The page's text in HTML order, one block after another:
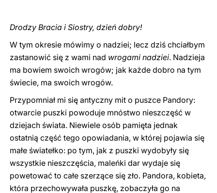
Drodzy Bracia i Siostry, dzień dobry!
W tym okresie mówimy o nadziei; lecz dziś chciałbym
zastanowić się z wami nad wrogami nadziei. Nadzieja
ma bowiem swoich wrogów; jak każde dobro na tym
świecie, ma swoich wrogów.
Przypomniał mi się antyczny mit o puszce Pandory:
otwarcie puszki powoduje mnóstwo nieszczęść w
dziejach świata. Niewiele osób pamięta jednak
ostatnią część tego opowiadania, w której pojawia się
małe światełko: po tym, jak z puszki wydobyły się
wszystkie nieszczęścia, maleńki dar wydaje się
powetować to całe szerzące się zło. Pandora, kobieta,
która przechowywała puszkę, zobaczyła go na